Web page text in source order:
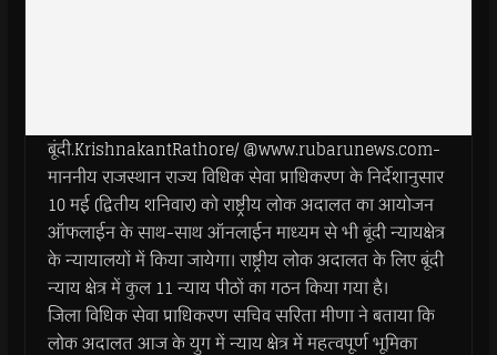
बूंदी.KrishnakantRathore/ @www.rubarunews.com-
माननीय राजस्थान राज्य विधिक सेवा प्राधिकरण के निर्देशानुसार
10 मई (द्वितीय शनिवार) को राष्ट्रीय लोक अदालत का आयोजन
ऑफलाईन के साथ-साथ ऑनलाईन माध्यम से भी बूंदी न्यायक्षेत्र
के न्यायालयों में किया जायेगा। राष्ट्रीय लोक अदालत के लिए बूंदी
न्याय क्षेत्र में कुल 11 न्याय पीठों का गठन किया गया है।
जिला विधिक सेवा प्राधिकरण सचिव सरिता मीणा ने बताया कि
लोक अदालत आज के युग में न्याय क्षेत्र में महत्वपूर्ण भूमिका